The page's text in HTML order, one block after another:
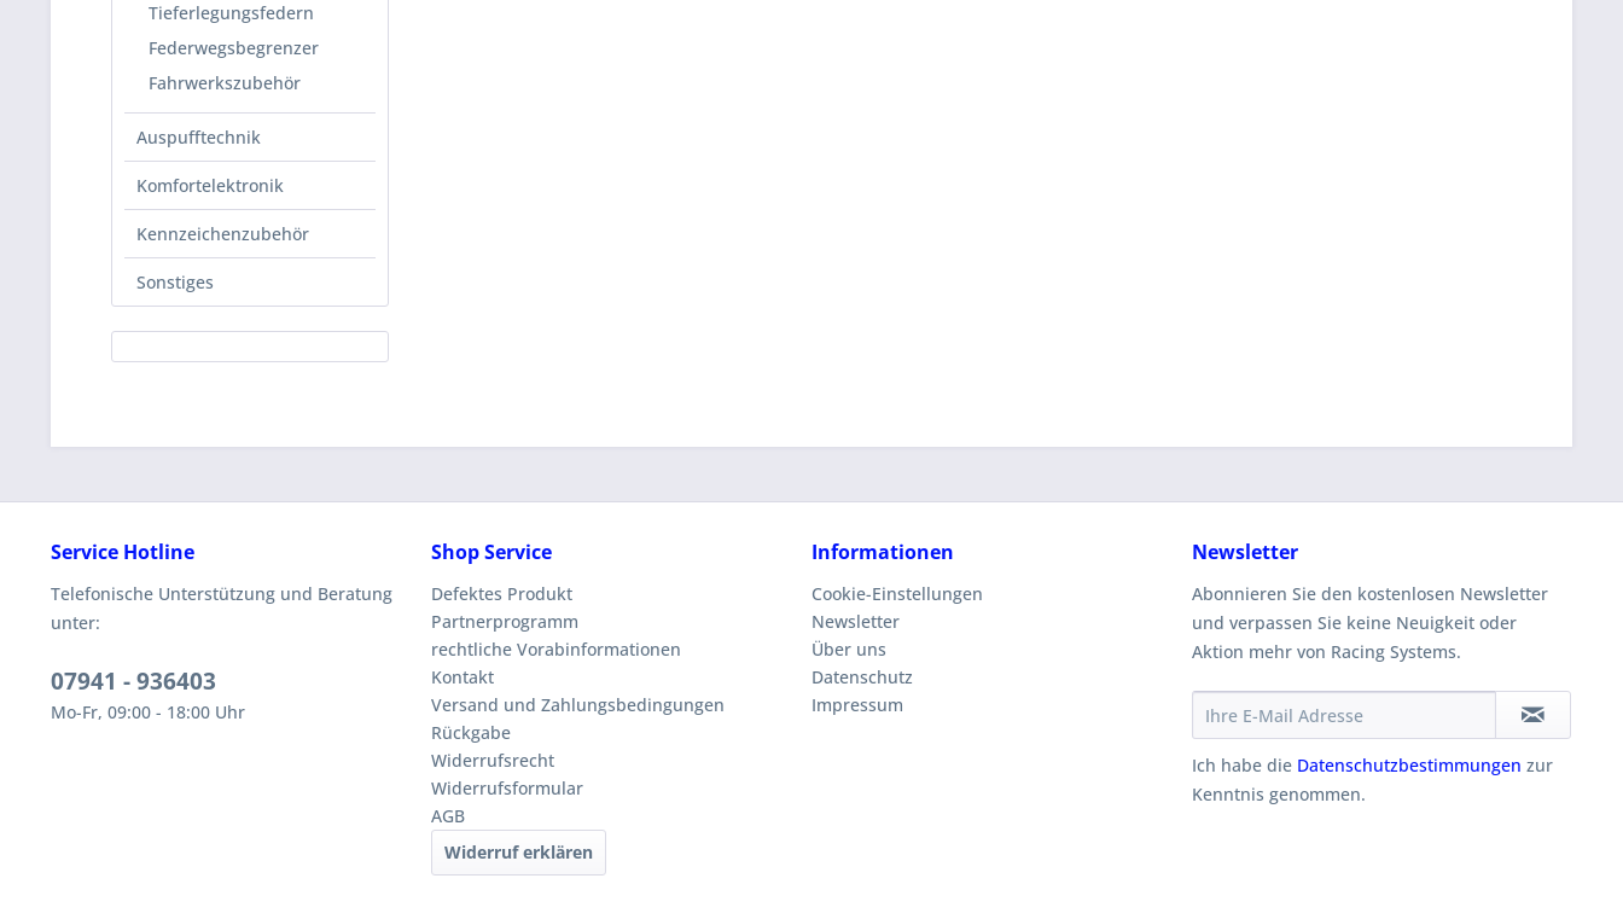
Tieferlegungsfedern
Federwegsbegrenzer
Fahrwerkszubehör
Auspufftechnik
Komfortelektronik
Kennzeichenzubehör
Sonstiges
Service Hotline
Telefonische Unterstützung und Beratung
unter:
07941 - 936403
Mo-Fr, 09:00 - 18:00 Uhr
Shop Service
Defektes Produkt
Partnerprogramm
rechtliche Vorabinformationen
Kontakt
Versand und Zahlungsbedingungen
Rückgabe
Widerrufsrecht
Widerrufsformular
AGB
Widerruf erklären
Informationen
Cookie-Einstellungen
Newsletter
Über uns
Datenschutz
Impressum
Newsletter
Abonnieren Sie den kostenlosen Newsletter
und verpassen Sie keine Neuigkeit oder
Aktion mehr von Racing Systems.
Ich habe die Datenschutzbestimmungen zur
Kenntnis genommen.